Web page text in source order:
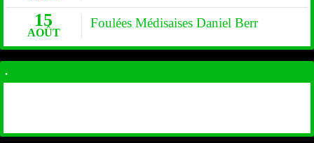
15
AOÛT
Foulées Médisaises Daniel Berr
.